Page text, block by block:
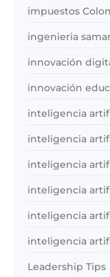
impuestos
ingenieria
innovación
innovación
inteligencia
inteligencia
inteligencia
inteligencia
inteligencia
inteligencia
Leadership Tips